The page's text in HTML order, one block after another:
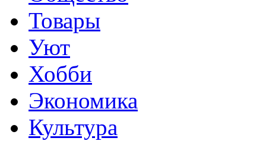
Товары
Уют
Хобби
Экономика
Культура